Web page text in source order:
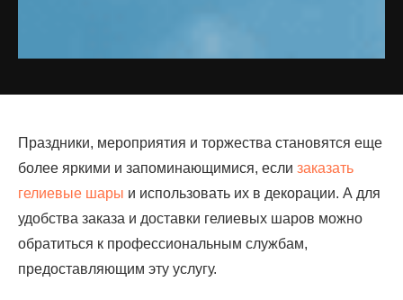
Праздники, мероприятия и торжества становятся еще
более яркими и запоминающимися, если заказать
гелиевые шары и использовать их в декорации. А для
удобства заказа и доставки гелиевых шаров можно
обратиться к профессиональным службам,
предоставляющим эту услугу.